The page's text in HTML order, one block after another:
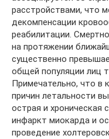
расстройствами, что
декомпенсации
реабилитации.
на протяжении
существенно
общей популяции лиц
Примечательно, что в
причин летальности
острая и хроническая
инфаркт миокарда и
проведение